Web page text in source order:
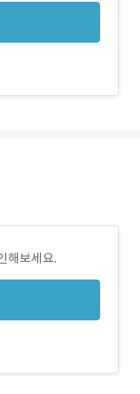
해보세요.